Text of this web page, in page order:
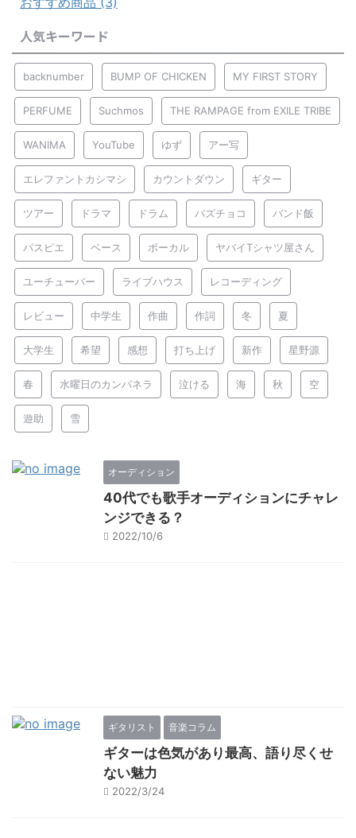
人気キーワード
backnumber BUMP OF CHICKEN MY FIRST STORY
PERFUME Suchmos THE RAMPAGE from EXILE TRIBE
WANIMA YouTube ゆず アー写
エレファントカシマシ カウントダウン ギター
ツアー ドラマ ドラム バズチョコ バンド飯
パスピエ ベース ボーカル ヤバイTシャツ屋さん
ユーチューバー ライブハウス レコーディング
レビュー 中学生 作曲 作詞 冬 夏
大学生 希望 感想 打ち上げ 新作 星野源
春 水曜日のカンパネラ 泣ける 海 秋 空
遊助 雪
オーディション
40代でも歌手オーディションにチャレ
ンジできる？
2022/10/6
ギタリスト 音楽コラム
ギターは色気があり最高、語り尽くせ
ない魅力
2022/3/24